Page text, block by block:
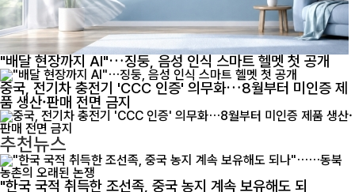
"배달 현장까지 AI"…징둥, 음성 인식 스마트 헬멧 첫 공개
중국, 전기차 충전기 'CCC 인증' 의무화…8월부터 미인증 제
품 생산·판매 전면 금지
추천뉴스
"한국 국적 취득한 조선족, 중국 농지 계속 보유해도 되